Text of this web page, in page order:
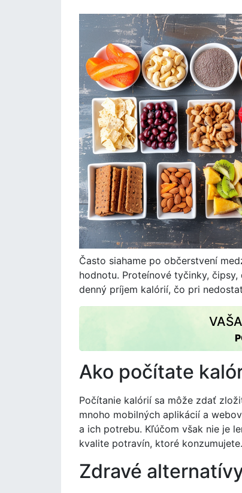
Často siahame po občerstvení
hodnotu. Proteínové tyčinky,
denný príjem kalórií, čo pri
Ako počítate
Počítanie kalórií sa môže zdať
mnoho mobilných aplikácií a
a ich potrebu. Kľúčom však nie je
kvalite potravín, ktoré konzumujete.
Zdravé